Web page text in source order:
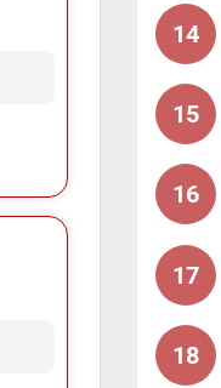
14
15
16
17
18